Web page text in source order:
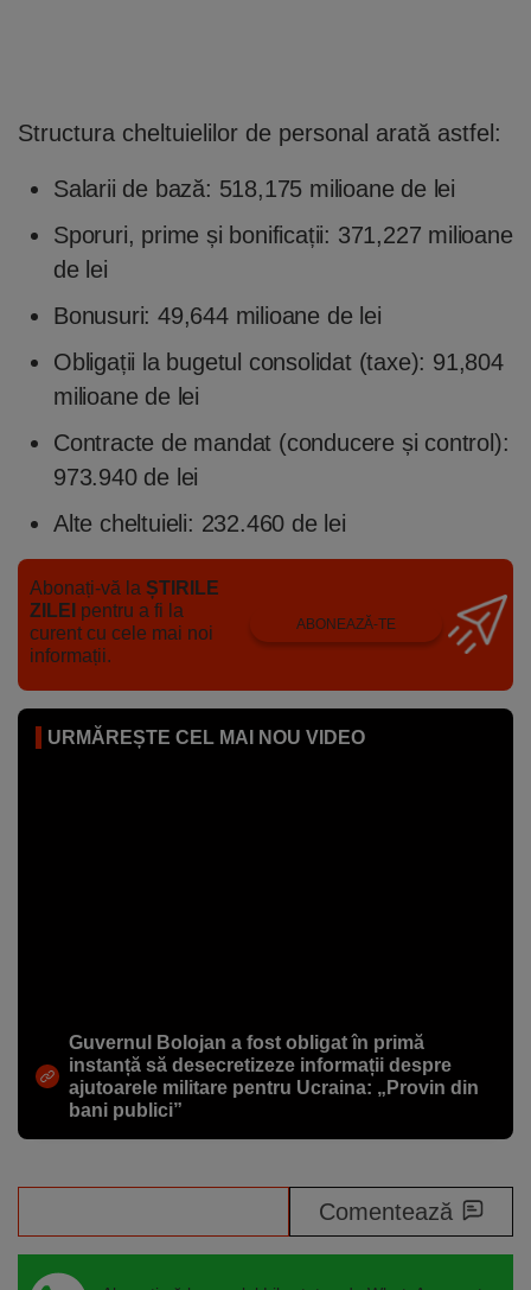
Structura cheltuielilor de personal arată astfel:
Salarii de bază: 518,175 milioane de lei
Sporuri, prime și bonificații: 371,227 milioane
de lei
Bonusuri: 49,644 milioane de lei
Obligații la bugetul consolidat (taxe): 91,804
milioane de lei
Contracte de mandat (conducere și control):
973.940 de lei
Alte cheltuieli: 232.460 de lei
Abonați-vă la ȘTIRILE
ZILEI pentru a fi la
curent cu cele mai noi
informații.
ABONEAZĂ-TE
URMĂREȘTE CEL MAI NOU VIDEO
Guvernul Bolojan a fost obligat în primă
instanță să desecretizeze informații despre
ajutoarele militare pentru Ucraina: „Provin din
bani publici”
Comentează